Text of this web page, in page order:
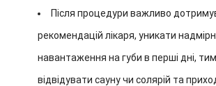
Після процедури важливо
рекомендацій лікаря, уникати
навантаження на губи в перші дні,
відвідувати сауну чи солярій та